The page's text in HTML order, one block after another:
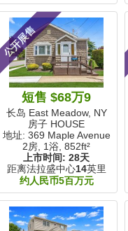
公开展售
短售 $68万9
长岛 East Meadow, NY
房子 HOUSE
地址: 369 Maple Avenue
2房, 1浴,852ft²
上市时间:28天
距离法拉盛中心14英里
约人民币5百万元